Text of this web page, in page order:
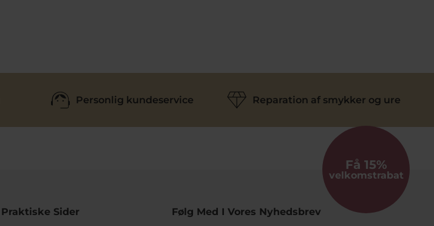
Personlig kundeservice Reparation af smykker og ure
Praktiske Sider
Få 15%
velkomstrabat
Følg Med I Vores Nyhedsbrev